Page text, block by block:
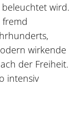
wird.
fremd
wirkende
der Freiheit.
intensiv